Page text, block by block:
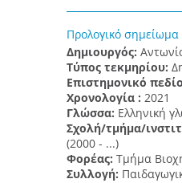
Προλογικό σημείωμα
Δημιουργός:
Τύπος τεκμηρίου:
Επιστημονικό
Χρονολογία : 2021
Γλώσσα: Ελληνική
Σχολή/τμήμα/
(2000 - ...)
Φορέας: Τμήμα
Συλλογή: